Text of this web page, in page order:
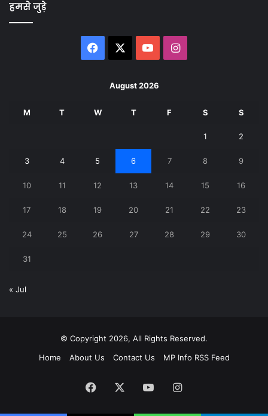
हमसे जुड़े
Facebook YouTubeInstagram
August 2026
M T W T F S S
1 2
3 4 5 6 7 8 9
10 11 12 13 14 15 16
17 18 19 20 21 22 23
24 25 26 27 28 29 30
31
« Jul
© Copyright 2026, All Rights Reserved.
Home
About Us Contact Us MP Info RSS Feed
Facebook YouTubeInstagram